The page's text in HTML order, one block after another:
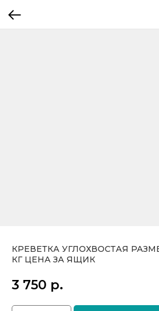
КРЕВЕТКА УГЛОХВОСТАЯ
КГ ЦЕНА ЗА ЯЩИК
3 750 р.